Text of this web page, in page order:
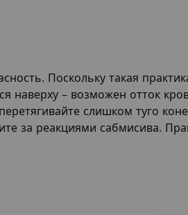
Поскольку такая
наверху – возможен отток
слишком туго
за реакциями сабмисива.